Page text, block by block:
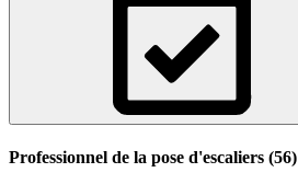
Professionnel de la pose d'escaliers (56)